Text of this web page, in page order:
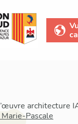
architecture
Pascale